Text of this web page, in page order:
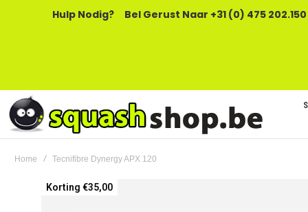
Hulp Nodig? Bel Gerust Naar +31 (0) 475
Home Tecnifibre Dynergy APX 120
Ga
Korting €35,00